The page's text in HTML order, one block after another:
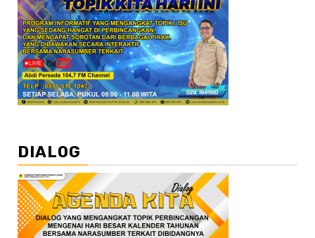
DIALOG